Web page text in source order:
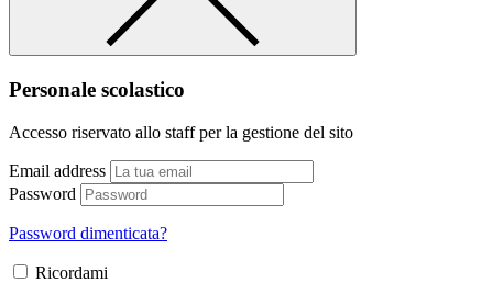
Personale scolastico
Accesso riservato allo staff per la gestione del sito
Email address
Password
Password dimenticata?
Ricordami